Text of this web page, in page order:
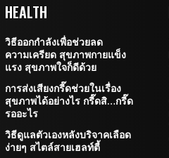
HEALTH
วิธีออกกำลังเพื่อช่วยลด
ความเครียด สุขภาพกายแข็ง
แรง สุขภาพใจก็ดีด้วย
การส่งเสียงกรี๊ดช่วยในเรื่อง
สุขภาพได้อย่างไร กรี๊ดสิ…กรี๊ด
รออะไร
วิธีดูแลตัวเองหลังบริจาคเลือด
ง่ายๆ สไตล์สายเฮลท์ตี้